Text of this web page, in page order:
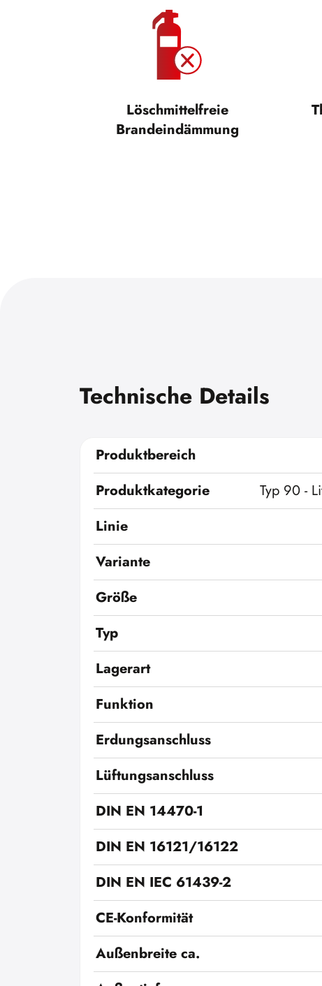
Löschmittelfreie
Brandeindämmung
Technische Details
Produktbereich
Produktkategorie
Typ 90 -
Linie
Variante
Größe
Typ
Lagerart
Funktion
Erdungsanschluss
Lüftungsanschluss
DIN EN 14470-1
DIN EN 16121/16122
DIN EN IEC 61439-2
CE-Konformität
Außenbreite ca.